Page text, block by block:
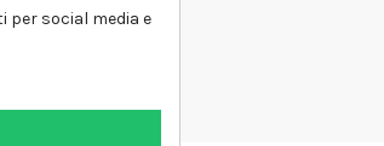
per social media e